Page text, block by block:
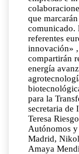
que
comunicado.
referentes
innovación»
compartirán
energía
para la
secretaria de
Teresa
Autónomos
Madrid,
Amaya